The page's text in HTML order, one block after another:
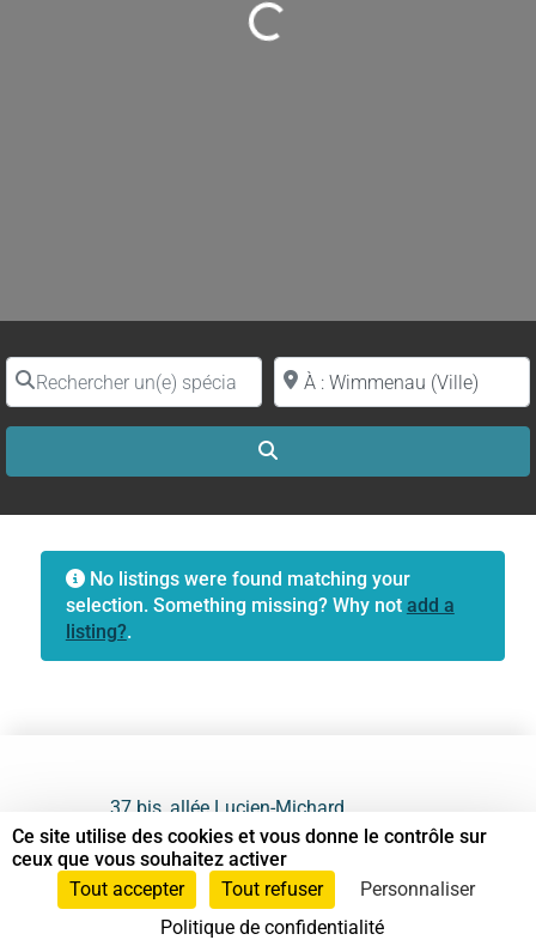
Loading...
Rechercher un(e) spécialiste par nomProche de (ville ou région)
No listings were found matching your
selection. Something missing? Why not add a
listing?.
37 bis, allée Lucien-Michard
93190 Livry-Gargan
06 61 87 28 09
Ce site utilise des cookies et vous donne le contrôle sur
ceux que vous souhaitez activer
Tout accepter
Tout refuser
Personnaliser
Politique de confidentialité